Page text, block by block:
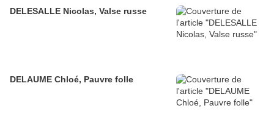
DELESALLE Nicolas, Valse russe
DELAUME Chloé, Pauvre folle